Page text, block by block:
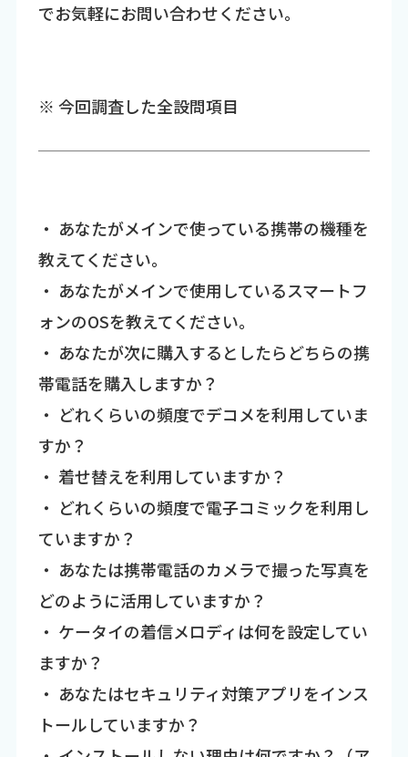
でお気軽にお問い合わせください。
※ 今回調査した全設問項目
・ あなたがメインで使っている携帯の機種を
教えてください。
・ あなたがメインで使用しているスマートフ
ォンのOSを教えてください。
・ あなたが次に購入するとしたらどちらの携
帯電話を購入しますか？
・ どれくらいの頻度でデコメを利用していま
すか？
・ 着せ替えを利用していますか？
・ どれくらいの頻度で電子コミックを利用し
ていますか？
・ あなたは携帯電話のカメラで撮った写真を
どのように活用していますか？
・ ケータイの着信メロディは何を設定してい
ますか？
・ あなたはセキュリティ対策アプリをインス
トールしていますか？